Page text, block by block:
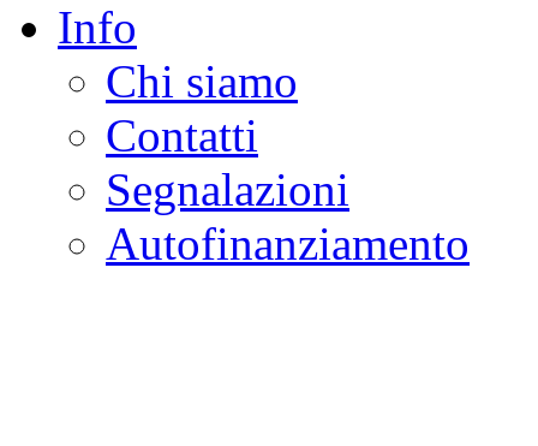
Info
Chi siamo
Contatti
Segnalazioni
Autofinanziamento